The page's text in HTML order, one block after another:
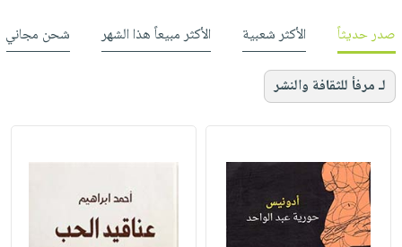
صدر حديثاً الأكثر شعبية الأكثر مبيعاً هذا الشهر شحن مجاني
لـ مرفأ للثقافة والنشر